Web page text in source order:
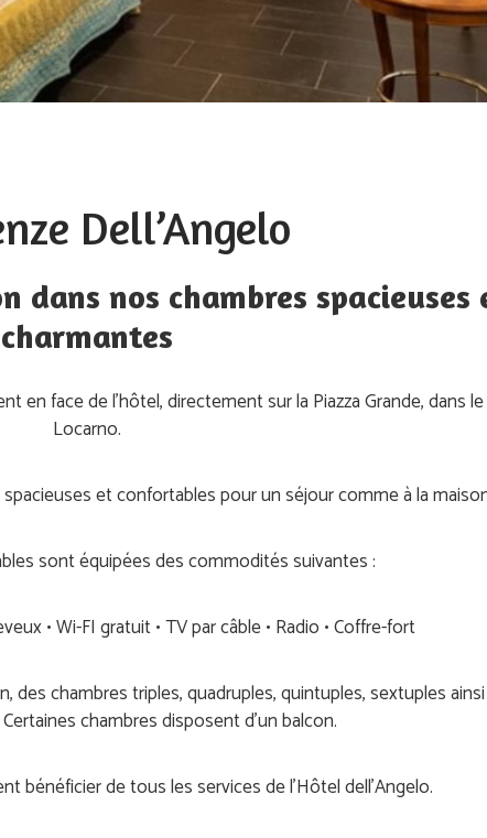
Dell’Angelo
dans nos chambres spacieuses
charmantes
en face de l’hôtel, directement sur la Piazza Grande, dans
Locarno.
et confortables pour un séjour comme à la
sont équipées des commodités suivantes :
• Wi-FI gratuit • TV par câble • Radio • Coffre-fort
chambres triples, quadruples, quintuples, sextuples
chambres disposent d’un balcon.
bénéficier de tous les services de l’Hôtel dell’Angelo.